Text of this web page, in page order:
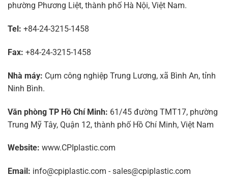
phường Phương Liệt, thành phố Hà Nội, Việt Nam.
Tel: +84-24-3215-1458
Fax: +84-24-3215-1458
Nhà máy: Cụm công nghiệp Trung Lương, xã Bình An, tỉnh
Ninh Bình.
Văn phòng TP Hồ Chí Minh: 61/45 đường TMT17, phường
Trung Mỹ Tây, Quận 12, thành phố Hồ Chí Minh, Việt Nam
Website: www.CPIplastic.com
Email: info@cpiplastic.com - sales@cpiplastic.com